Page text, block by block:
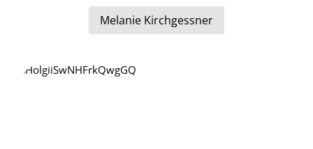
Melanie Kirchgessner